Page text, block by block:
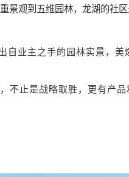
观到五维园林，龙湖的社
业主之手的园林实景，美
不止是战略取胜，更有产品